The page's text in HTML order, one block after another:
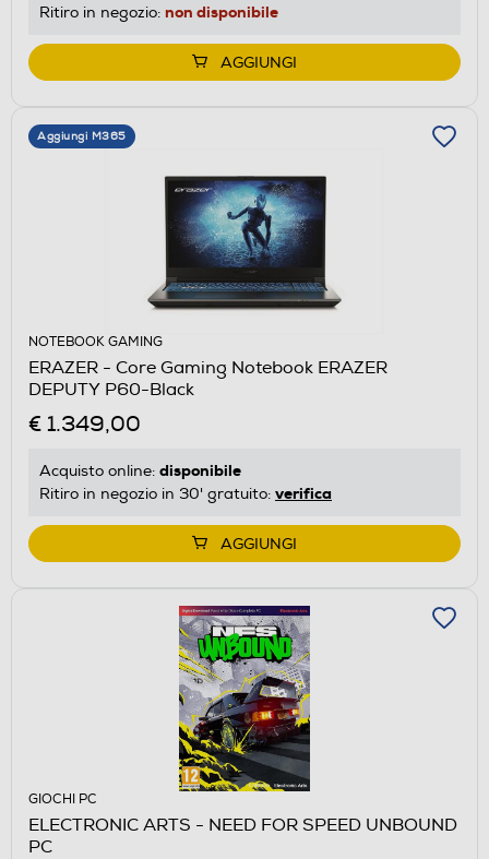
Ritiro in negozio: non disponibile
AGGIUNGI
Aggiungi M365
NOTEBOOK GAMING
ERAZER - Core Gaming Notebook ERAZER
DEPUTY P60-Black
€ 1.349,00
Acquisto online: disponibile
Ritiro in negozio in 30' gratuito: verifica
AGGIUNGI
GIOCHI PC
ELECTRONIC ARTS - NEED FOR SPEED UNBOUND
PC